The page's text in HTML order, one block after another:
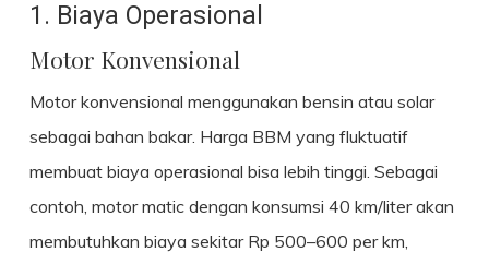
1. Biaya Operasional
Motor Konvensional
Motor konvensional menggunakan bensin atau solar
sebagai bahan bakar. Harga BBM yang fluktuatif
membuat biaya operasional bisa lebih tinggi. Sebagai
contoh, motor matic dengan konsumsi 40 km/liter akan
membutuhkan biaya sekitar Rp 500–600 per km,